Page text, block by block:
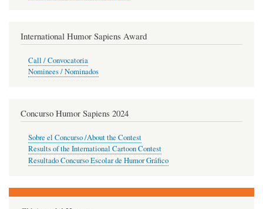
International Humor Sapiens Award
Call / Convocatoria
Nominees / Nominados
Concurso Humor Sapiens 2024
Sobre el Concurso /About the Contest
Results of the International Cartoon Contest
Resultado Concurso Escolar de Humor Gráfico